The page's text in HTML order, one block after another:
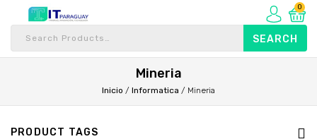
0
Mineria
Inicio / Informatica / Mineria
PRODUCT TAGS